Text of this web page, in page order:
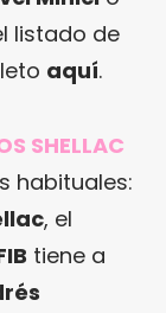
listado de
aquí.
SHELLAC
habituales:
, el
tiene a